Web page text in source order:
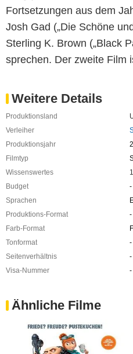
Fortsetzungen aus dem
Josh Gad („Die Schöne
Sterling K. Brown („Black
sprechen. Der zweite Film
Weitere Details
Produktionsland
Verleiher
Produktionsjahr
Filmtyp
Wissenswertes
Budget
-
Sprachen
Produktions-Format
-
Farb-Format
Tonformat
-
Seitenverhältnis
-
Visa-Nummer
-
Ähnliche Filme